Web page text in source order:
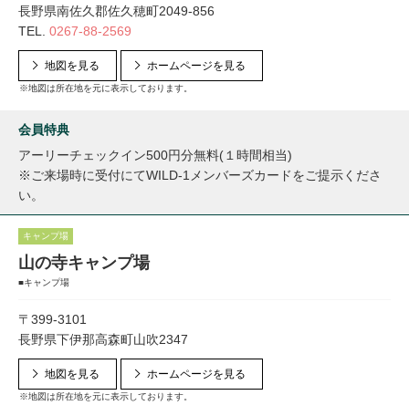
長野県南佐久郡佐久穂町2049-856
TEL. 0267-88-2569
地図を見る
※地図は所在地を元に表示しております。
ホームページを見る
会員特典
アーリーチェックイン500円分無料(１時間相当)
※ご来場時に受付にてWILD-1メンバーズカードをご提示くださ
い。
キャンプ場
山の寺キャンプ場
■キャンプ場
〒399-3101
長野県下伊那高森町山吹2347
地図を見る
※地図は所在地を元に表示しております。
ホームページを見る